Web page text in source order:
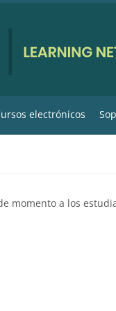
electrónicos
momento a los